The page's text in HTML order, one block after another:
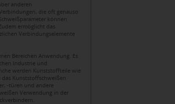
anderen
die oft genauso
können
ermöglicht das
Verbindungselemente
Bereichen Anwendung. Es
Industrie und
werden Kunststoffteile wie
Kunststoffschweißen
-türen und andere
Verwendung in der